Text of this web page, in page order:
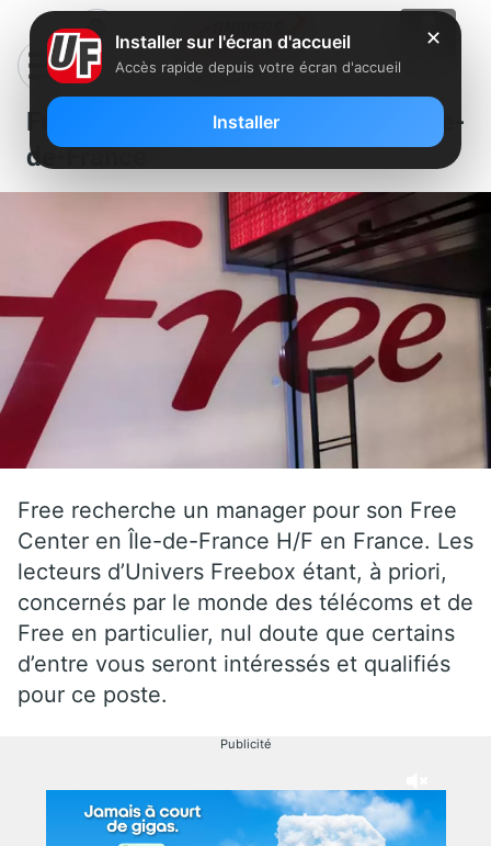
Free recherche un manager en Île-
de-France
Free recherche un manager pour son Free
Center en Île-de-France H/F en France. Les
lecteurs d’Univers Freebox étant, à priori,
concernés par le monde des télécoms et de
Free en particulier, nul doute que certains
d’entre vous seront intéressés et qualifiés
pour ce poste.
Publicité
✕
Installer sur l'écran d'accueil
Accès rapide depuis votre écran d'accueil
Installer